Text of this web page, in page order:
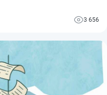
языку. Объясняем,
опираться и какие 3 656